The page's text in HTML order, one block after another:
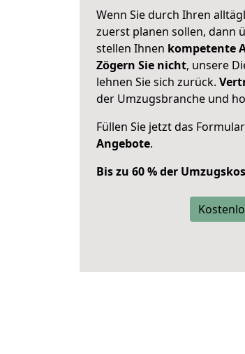
Wenn Sie durch Ihren
zuerst planen sollen, dann
stellen Ihnen kompetente
Zögern Sie nicht, unsere
lehnen Sie sich zurück.
der Umzugsbranche und
Füllen Sie jetzt das
Angebote.
Bis zu 60 % der